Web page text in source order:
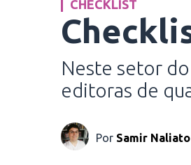
CHECKLIST
Neste setor
editoras de
Por Samir Naliato